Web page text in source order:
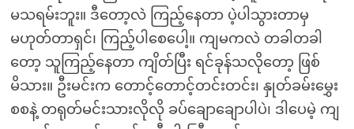
မသရမ်းဘူး။ ဒီတော့လဲ ကြည့်နေတာ ပဲ့ပါသွားတာမှ
မဟုတ်တာရှင်၊ ကြည့်ပါစေပေါ့။ ကျမကလဲ တခါတခါ
တော့ သူကြည့်နေတာ ကျိတ်ပြီး ရင်ခုန်သလိုတော့ ဖြစ်
မိသား။ ဦးမင်းက တောင့်တောင့်တင်းတင်း၊ နှုတ်ခမ်းမွှေး
စစနဲ့ တရုတ်မင်းသားလိုလို ခပ်ချောချောပါပဲ၊ ဒါပေမဲ့ ကျ